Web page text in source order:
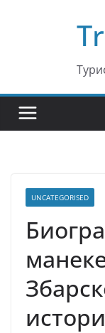
UNCATEGORISED